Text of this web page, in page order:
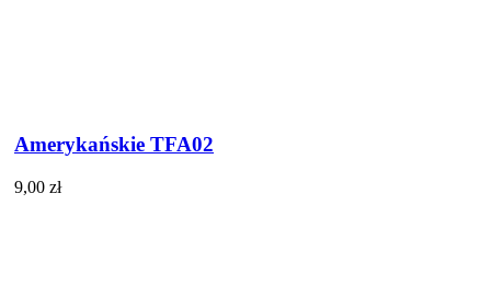
Amerykańskie TFA02
9,00 zł